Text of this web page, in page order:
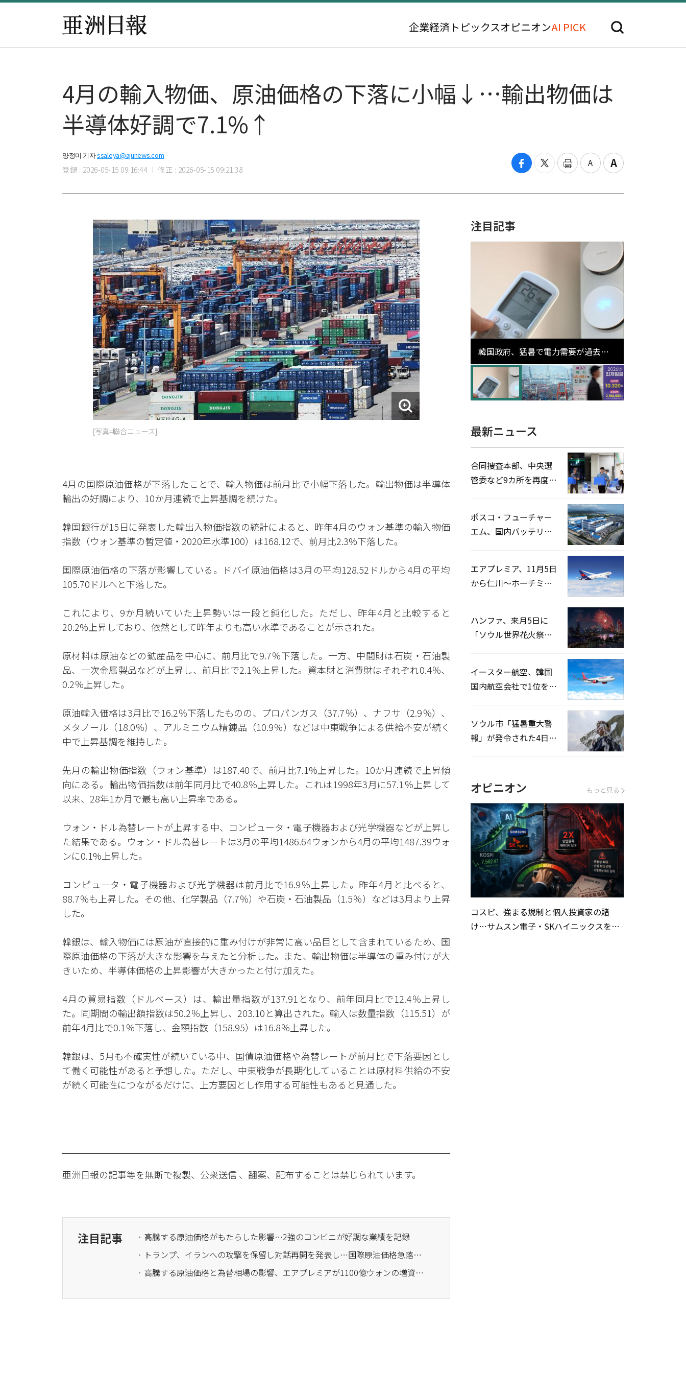
企業経済 トピックスオピニオンAI PICK
4月の輸入物価、原油価格の下落に小幅↓…輸出物価は
半導体好調で7.1%↑
양정미 기자ssaleya@ajunews.com
登録 : 2026-05-15 09:16:44 修正 : 2026-05-15 09:21:38
[写真=聯合ニュース]
4月の国際原油価格が下落したことで、輸入物価は前月比で小幅下落した。輸出物価は半導体
輸出の好調により、10か月連続で上昇基調を続けた。
韓国銀行が15日に発表した輸出入物価指数の統計によると、昨年4月のウォン基準の輸入物価
指数（ウォン基準の暫定値・2020年水準100）は168.12で、前月比2.3%下落した。
国際原油価格の下落が影響している。ドバイ原油価格は3月の平均128.52ドルから4月の平均
105.70ドルへと下落した。
これにより、9か月続いていた上昇勢いは一段と鈍化した。ただし、昨年4月と比較すると
20.2%上昇しており、依然として昨年よりも高い水準であることが示された。
原材料は原油などの鉱産品を中心に、前月比で9.7％下落した。一方、中間財は石炭・石油製
品、一次金属製品などが上昇し、前月比で2.1％上昇した。資本財と消費財はそれぞれ0.4％、
0.2％上昇した。
原油輸入価格は3月比で16.2％下落したものの、プロパンガス（37.7％）、ナフサ（2.9％）、
メタノール（18.0％）、アルミニウム精錬品（10.9％）などは中東戦争による供給不安が続く
中で上昇基調を維持した。
先月の輸出物価指数（ウォン基準）は187.40で、前月比7.1%上昇した。10か月連続で上昇傾
向にある。輸出物価指数は前年同月比で40.8％上昇した。これは1998年3月に57.1％上昇して
以来、28年1か月で最も高い上昇率である。
ウォン・ドル為替レートが上昇する中、コンピュータ・電子機器および光学機器などが上昇し
た結果である。ウォン・ドル為替レートは3月の平均1486.64ウォンから4月の平均1487.39ウォ
ンに0.1%上昇した。
コンピュータ・電子機器および光学機器は前月比で16.9％上昇した。昨年4月と比べると、
88.7％も上昇した。その他、化学製品（7.7％）や石炭・石油製品（1.5％）などは3月より上昇
した。
韓銀は、輸入物価には原油が直接的に重み付けが非常に高い品目として含まれているため、国
際原油価格の下落が大きな影響を与えたと分析した。また、輸出物価は半導体の重み付けが大
きいため、半導体価格の上昇影響が大きかったと付け加えた。
4月の貿易指数（ドルベース）は、輸出量指数が137.91となり、前年同月比で12.4％上昇し
た。同期間の輸出額指数は50.2％上昇し、203.10と算出された。輸入は数量指数（115.51）が
前年4月比で0.1％下落し、金額指数（158.95）は16.8％上昇した。
韓銀は、5月も不確実性が続いている中、国債原油価格や為替レートが前月比で下落要因とし
て働く可能性があると予想した。ただし、中東戦争が長期化していることは原材料供給の不安
が続く可能性につながるだけに、上方要因とし作用する可能性もあると見通した。
亜洲日報の記事等を無断で複製、公衆送信 、翻案、配布することは禁じられています。
注目記事
· 高騰する原油価格がもたらした影響…2強のコンビニが好調な業績を記録
· トランプ、イランへの攻撃を保留し対話再開を発表し…国際原油価格急落・米株価指数先物上昇
· 高騰する原油価格と為替相場の影響、エアプレミアが1100億ウォンの増資を計画
注目記事
韓国政府、猛暑で電力需要が過去最
高更新の可能性に需給対応体制を点
検
最新ニュース
合同捜査本部、中央選
管委など9カ所を再度家
ポスコ・フューチャー
エム、国内バッテリー
エアプレミア、11月5日
から仁川〜ホーチミン
ハンファ、来月5日に
「ソウル世界花火祭り
イースター航空、韓国
国内航空会社で1位を記
ソウル市「猛暑重大警
報」が発令された4日、
オピニオン もっと見る
コスピ、強まる規制と個人投資家の賭
け…サムスン電子・SKハイニックスを巡